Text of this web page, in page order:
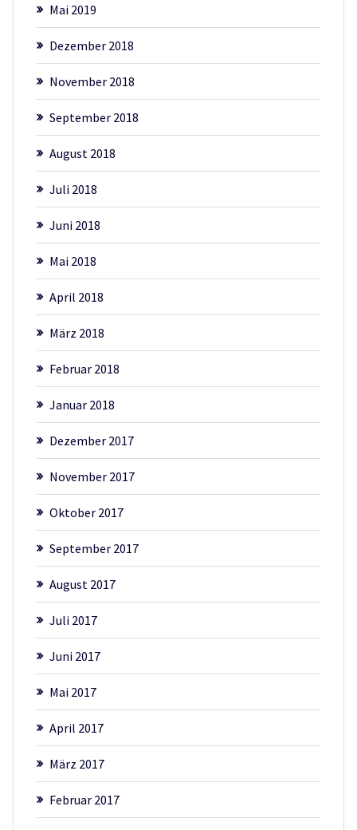
Mai 2019
Dezember 2018
November 2018
September 2018
August 2018
Juli 2018
Juni 2018
Mai 2018
April 2018
März 2018
Februar 2018
Januar 2018
Dezember 2017
November 2017
Oktober 2017
September 2017
August 2017
Juli 2017
Juni 2017
Mai 2017
April 2017
März 2017
Februar 2017